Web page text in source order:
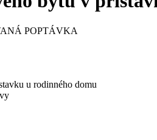
POPTÁVKA
u rodinného domu